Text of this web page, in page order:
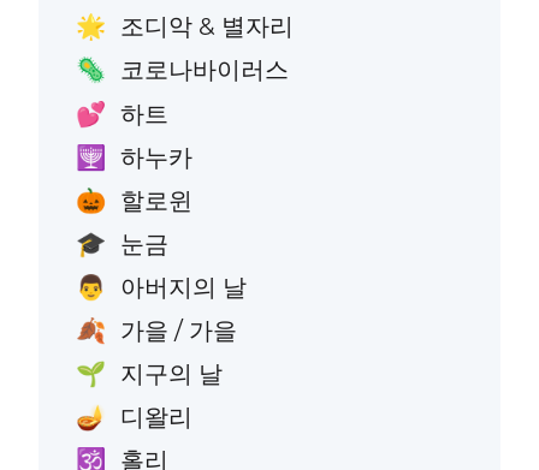
🌟 조디악 & 별자리
🦠 코로나바이러스
💕 하트
🕎 하누카
🎃 할로윈
🎓 눈금
👨 아버지의 날
🍂 가을 / 가을
🌱 지구의 날
🪔 디왈리
🕉️ 홀리